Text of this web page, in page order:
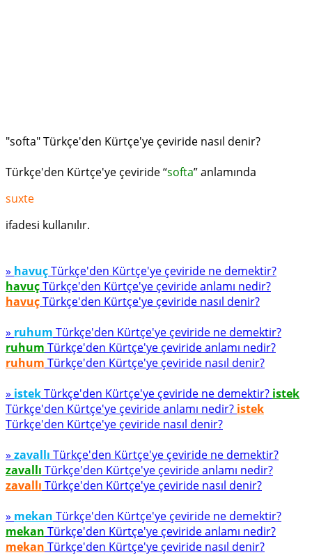
"softa" Türkçe'den Kürtçe'ye çeviride nasıl denir?
Türkçe'den Kürtçe'ye çeviride “softa” anlamında
suxte
ifadesi kullanılır.
» havuçTürkçe'den Kürtçe'ye çeviride ne demektir?
havuçTürkçe'den Kürtçe'ye çeviride anlamı nedir?
havuçTürkçe'den Kürtçe'ye çeviride nasıl denir?
» ruhum Türkçe'den Kürtçe'ye çeviride ne demektir?
ruhum Türkçe'den Kürtçe'ye çeviride anlamı nedir?
ruhum Türkçe'den Kürtçe'ye çeviride nasıl denir?
» istekTürkçe'den Kürtçe'ye çeviride ne demektir? istek
Türkçe'den Kürtçe'ye çeviride anlamı nedir? istek
Türkçe'den Kürtçe'ye çeviride nasıl denir?
» zavallı Türkçe'den Kürtçe'ye çeviride ne demektir?
zavallı Türkçe'den Kürtçe'ye çeviride anlamı nedir?
zavallı Türkçe'den Kürtçe'ye çeviride nasıl denir?
» mekan Türkçe'den Kürtçe'ye çeviride ne demektir?
mekan Türkçe'den Kürtçe'ye çeviride anlamı nedir?
mekan Türkçe'den Kürtçe'ye çeviride nasıl denir?